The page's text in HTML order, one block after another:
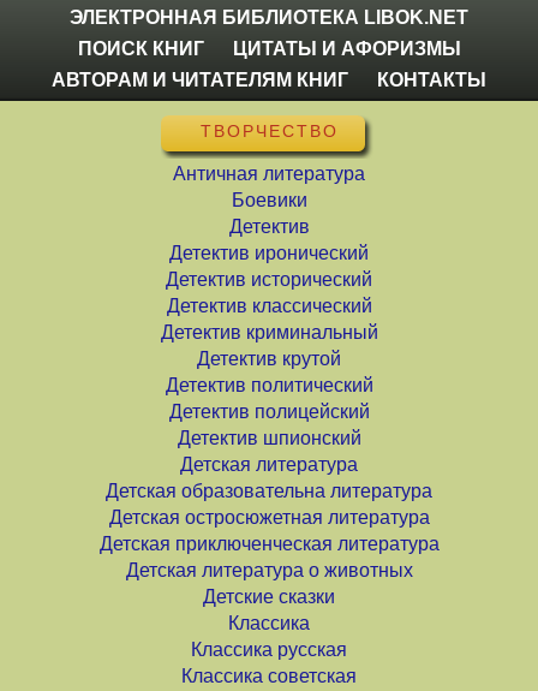
ЭЛЕКТРОННАЯ БИБЛИОТЕКА LIBOK.NET
ПОИСК КНИГ
ЦИТАТЫ И АФОРИЗМЫ
АВТОРАМ И ЧИТАТЕЛЯМ КНИГ
КОНТАКТЫ
ТВОРЧЕСТВО
Античная литература
Боевики
Детектив
Детектив иронический
Детектив исторический
Детектив классический
Детектив криминальный
Детектив крутой
Детектив политический
Детектив полицейский
Детектив шпионский
Детская литература
Детская образовательна литература
Детская остросюжетная литература
Детская приключенческая литература
Детская литература о животных
Детские сказки
Классика
Классика русская
Классика советская